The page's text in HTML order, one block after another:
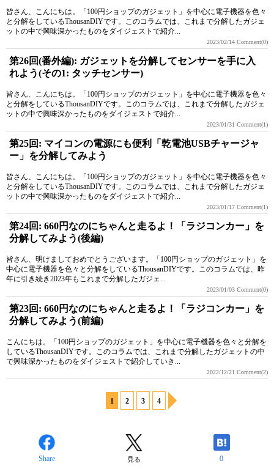
皆さん、こんにちは。「100円ショップのガジェット」を中心に電子機器を色々
と分解をしているThousanDIYです。このコラムでは、これまで分解したガジェ
ットの中で興味深かったものをダイジェストで紹介...
2023/02/14 Comment(0)
第26回(番外編): ガジェットを分解してセンサーを手に入
れよう(その1: タッチセンサー)
皆さん、こんにちは。「100円ショップのガジェット」を中心に電子機器を色々
と分解をしているThousanDIYです。このコラムでは、これまで分解したガジェ
ットの中で興味深かったものをダイジェストで紹介...
2023/01/31 Comment(1)
第25回: マイコンの電源にも便利「乾電池USBチャージャ
ー」を分解してみよう
皆さん、こんにちは。「100円ショップのガジェット」を中心に電子機器を色々
と分解をしているThousanDIYです。このコラムでは、これまで分解したガジェ
ットの中で興味深かったものをダイジェストで紹介...
2023/01/17 Comment(1)
第24回: 660円なのにちゃんと走るよ！「ラジコンカー」を
分解してみよう(後編)
皆さん、明けましておめでとうございます。「100円ショップのガジェット」を
中心に電子機器を色々と分解をしているThousanDIYです。このコラムでは、昨
年に引き続き2023年もこれまで分解したガジェ...
2023/01/03 Comment(0)
第23回: 660円なのにちゃんと走るよ！「ラジコンカー」を
分解してみよう(前編)
こんにちは。「100円ショップのガジェット」を中心に電子機器を色々と分解を
しているThousanDIYです。このコラムでは、これまで分解したガジェットの中
で興味深かったものをダイジェストで紹介していき...
2022/12/21 Comment(2)
1 2 3 4
Share 見る 0